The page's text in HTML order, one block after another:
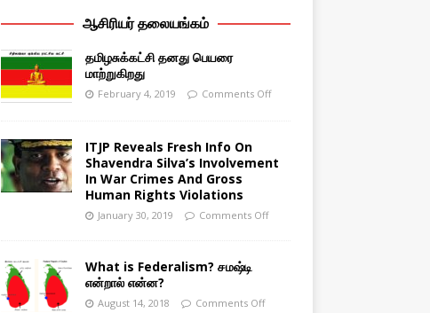
ஆசிரியர் தலையங்கம்
தமிழசுக்கட்சி தனது பெயரை
மாற்றுகிறது
February 4, 2019 Comments Off
ITJP Reveals Fresh Info On
Shavendra Silva’s Involvement
In War Crimes And Gross
Human Rights Violations
January 30, 2019 Comments Off
What is Federalism? சமஷ்டி
என்றால் என்ன?
August 14, 2018 Comments Off